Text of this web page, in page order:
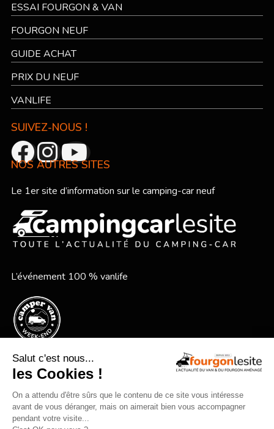
ESSAI FOURGON & VAN
FOURGON NEUF
GUIDE ACHAT
PRIX DU NEUF
VANLIFE
SUIVEZ-NOUS !
NOS AUTRES SITES
Le 1er site d’information sur le camping-car neuf
L’événement 100 % vanlife
Le festival vanlife en bord de mer